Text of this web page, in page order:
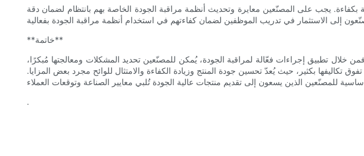
بكفاءة. يجب على المصنّعين معايرة وتحديث أنظمة مراقبة الجودة الخاصة بهم بانتظام لضمان دقة
**خاتمة**
خلال تطبيق إجراءات فعّالة لمراقبة الجودة، يُمكن للمصنّعين تحديد المشكلات ومعالجتها مُبكرًا،
تكاليفها بكثير، حيث يُعدّ تحسين جودة المنتج وزيادة الكفاءة والامتثال للوائح مجرد بعض المزايا.
.